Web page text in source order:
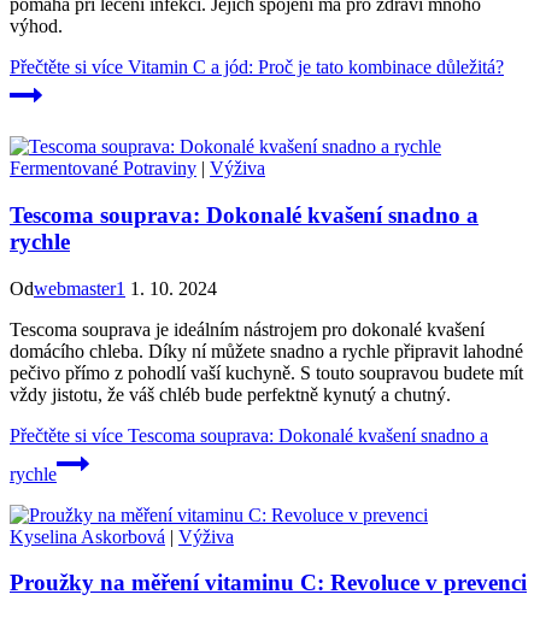
pomáhá při léčení infekcí. Jejich spojení má pro zdraví mnoho
výhod.
Přečtěte si více Vitamin C a jód: Proč je tato kombinace důležitá?
Fermentované Potraviny | Výživa
Tescoma souprava: Dokonalé kvašení snadno a
rychle
Odwebmaster1 1. 10. 2024
Tescoma souprava je ideálním nástrojem pro dokonalé kvašení
domácího chleba. Díky ní můžete snadno a rychle připravit lahodné
pečivo přímo z pohodlí vaší kuchyně. S touto soupravou budete mít
vždy jistotu, že váš chléb bude perfektně kynutý a chutný.
Přečtěte si více Tescoma souprava: Dokonalé kvašení snadno a
rychle
Kyselina Askorbová | Výživa
Proužky na měření vitaminu C: Revoluce v prevenci